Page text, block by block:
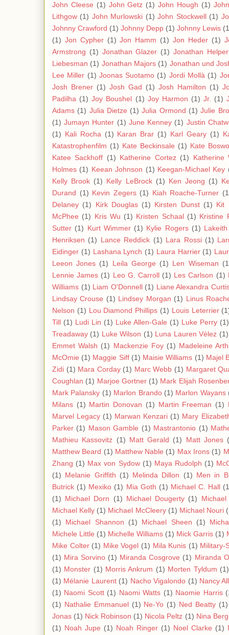
John Cleese (1) John Getz (1) John Hough (1)
Lithgow (1) John Murlowski (1) John Stockwell (1)
Johnny Crawford (1) Johnny Depp (1) Johnny Lewis
(1) Jon Cypher (1) Jon Hamm (1) Jon Heder (1)
Armstrong (1) Jonathan Glazer (1) Jonathan
Liebesman (1) Jonathan Majors (1) Jonathan und
Lee Miller (1) Joonas Suotamo (1) Jordi Mollà (1)
Josh Brener (1) Josh Gad (1) Josh Hamilton (1)
Padilha (1) Joy Boushel (1) Joy Harmon (1) Jr. (1)
Adams (1) Julia Dietze (1) Julia Ormond (1) Julie
(1) Jumayn Hunter (1) June Kenney (1) Justin
(1)
Kali Rocha (1) Karan Brar (1) Karl Geary (1)
Katastrophenfilm (1) Kate Beckinsale (1) Kate
Katee Sackhoff (1) Katherine Cortez (1)
Katherine
Holmes (1) Keean Johnson (1) Keegan-Michael Key
Kelly Brook (1) Kelly LeBrock (1) Ken Jeong (1)
Durand
(1) Kevin Zegers (1) Kiah Roache-Turner
Delaney (1) Kirk Douglas (1) Kirsten Dunst (1)
Kit
McPhee (1) Kris Wu (1) Kristen Schaal (1) Kristine
Sutter (1) Kurt Wimmer (1) Kylie Rogers (1)
Henriksen (1) Lance Reddick (1) Lara Rossi (1)
Eidinger (1) Lashana Lynch (1) Laura Harrier (1)
Leeon Jones (1) Leila George (1) Len Wiseman
Lennie James (1) Leo G. Carroll (1) Les Carlson (1)
Williams (1) Liam O'Donnell (1)
Liane Alexandra
Lindsay Crouse (1) Lindsey Morgan (1)
Linus
Nelson (1) Lou Diamond Phillips (1) Louis Leterrier
Till
(1) Ludi Lin (1) Luke Allen-Gale (1) Luke Perry (1)
Treadaway (1) Luke Wilson (1) Luna Lauren Vélez (1)
Emmet Walsh (1) Mackenzie Foy (1) Madeleine
McOmie (1) Maggie Siff (1) Maisie Williams (1) Majel
Zidi (1) Mara Corday (1) Marc Webb (1) Margaret
Coughlan (1) Marjoe Gortner (1) Mark Elijah
Mark Palansky (1) Marlon Brando (1) Marlon Wayans
Milans (1) Martin Donovan (1) Martin Freeman (1)
Marvel Legacy (1) Marwan Kenzari (1) Mary
Parker (1) Mason Gamble (1) Mastrantonio (1)
Mathieu Kassovitz (1) Matt Gerald (1) Matt Jones
Matthew Beard (1) Matthew Nable (1) Max Irons (1)
Zhang (1) Max von Sydow (1) Maya Rudolph (1)
(1)
Melanie Griffith (1) Melinda Dillon (1)
Men in
Butrick (1) Mexiko (1) Mia Goth (1) Michael C. Hall
(1)
Michael Dorn (1) Michael Dougerty (1)
Michael Kelly (1) Michael McCleery (1) Michael Nouri
(1)
Michael Shannon (1) Michael Sheen (1)
Michele Little (1) Michelle Williams (1) Mick Garris (1)
Mike Colter (1) Mike Vogel (1) Mila Kunis (1) Military-
(1) Mira Sorvino (1) Miranda Cosgrove (1) Miranda
(1) Monster (1) Morris Ankrum (1) Morten Tyldum (1)
(1) Mélanie Laurent (1) Nacho Vigalondo (1) Nancy
(1) Naomi Scott (1) Naomi Watts (1) Naomie Harris
(1) Nathalie Emmanuel (1) Ne-Yo (1) Ned Beatty (1)
Jonas (1) Nick Robinson (1) Nicola Peltz (1) Nina
(1) Noah Jupe (1) Noah Ringer (1) Noel Clarke (1)